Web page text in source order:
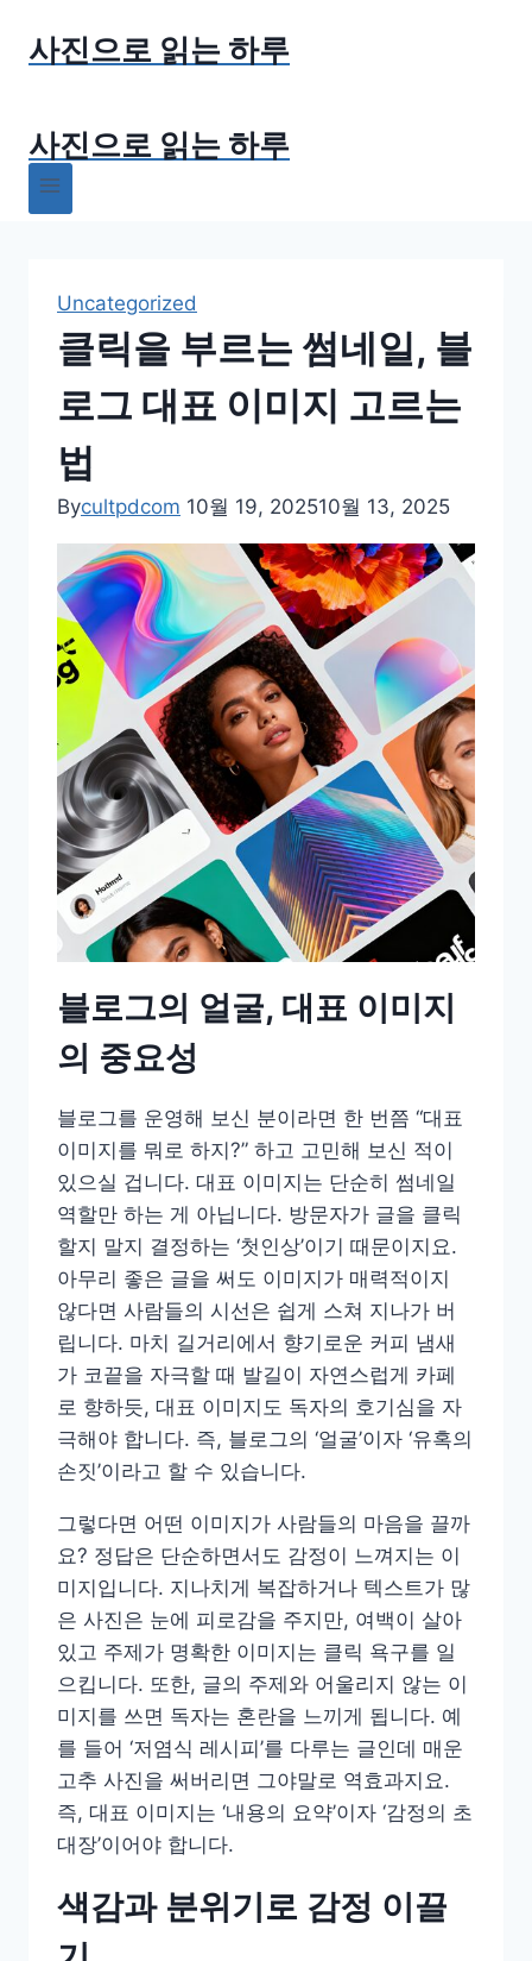
사진으로 읽는 하루
사진으로 읽는 하루
Uncategorized
클릭을 부르는 썸네일, 블
로그 대표 이미지 고르는
법
Bycultpdcom 10월 19, 202510월 13, 2025
블로그의 얼굴, 대표 이미지
의 중요성
블로그를 운영해 보신 분이라면 한 번쯤 “대표
이미지를 뭐로 하지?” 하고 고민해 보신 적이
있으실 겁니다. 대표 이미지는 단순히 썸네일
역할만 하는 게 아닙니다. 방문자가 글을 클릭
할지 말지 결정하는 ‘첫인상’이기 때문이지요.
아무리 좋은 글을 써도 이미지가 매력적이지
않다면 사람들의 시선은 쉽게 스쳐 지나가 버
립니다. 마치 길거리에서 향기로운 커피 냄새
가 코끝을 자극할 때 발길이 자연스럽게 카페
로 향하듯, 대표 이미지도 독자의 호기심을 자
극해야 합니다. 즉, 블로그의 ‘얼굴’이자 ‘유혹의
손짓’이라고 할 수 있습니다.
그렇다면 어떤 이미지가 사람들의 마음을 끌까
요? 정답은 단순하면서도 감정이 느껴지는 이
미지입니다. 지나치게 복잡하거나 텍스트가 많
은 사진은 눈에 피로감을 주지만, 여백이 살아
있고 주제가 명확한 이미지는 클릭 욕구를 일
으킵니다. 또한, 글의 주제와 어울리지 않는 이
미지를 쓰면 독자는 혼란을 느끼게 됩니다. 예
를 들어 ‘저염식 레시피’를 다루는 글인데 매운
고추 사진을 써버리면 그야말로 역효과지요.
즉, 대표 이미지는 ‘내용의 요약’이자 ‘감정의 초
대장’이어야 합니다.
색감과 분위기로 감정 이끌